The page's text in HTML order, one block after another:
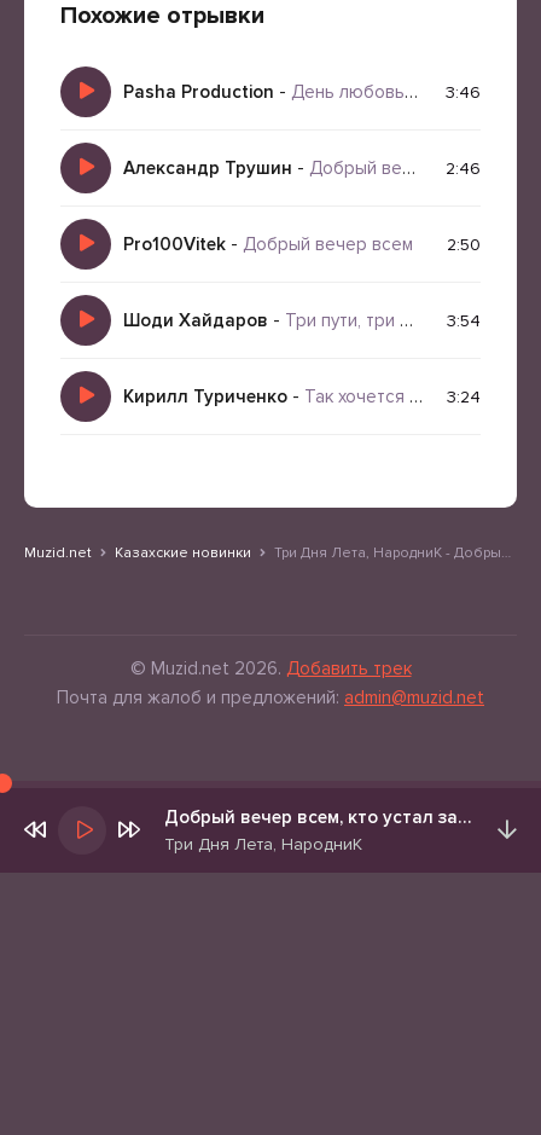
Похожие отрывки
Pasha Production - День любовь День Яд 3:46
Александр Трушин - Добрый вечер всем 2:46
Pro100Vitek - Добрый вечер всем 2:50
Шоди Хайдаров - Три пути, три дальние дороги 3:54
Кирилл Туриченко - Так хочется лета 3:24
Muzid.net Казахские новинки Три Дня Лета, НародниК - Добрый вечер всем, кто устал за день
© Muzid.net 2026. Добавить трек
Почта для жалоб и предложений: admin@muzid.net
Добрый вечер всем, кто устал за день
Три Дня Лета, НародниК